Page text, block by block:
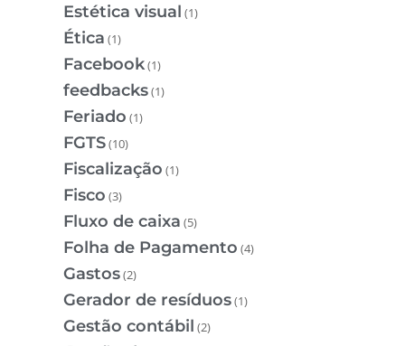
Estética visual (1)
Ética (1)
Facebook(1)
feedbacks(1)
Feriado (1)
FGTS(10)
Fiscalização (1)
Fisco (3)
Fluxo de caixa (5)
Folha de Pagamento (4)
Gastos(2)
Gerador de resíduos(1)
Gestão contábil (2)